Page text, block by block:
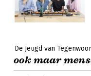
De Jeugd van
ook maar